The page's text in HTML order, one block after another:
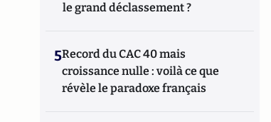
le grand déclassement ?
5Record du CAC 40 mais
croissance nulle : voilà ce que
révèle le paradoxe français